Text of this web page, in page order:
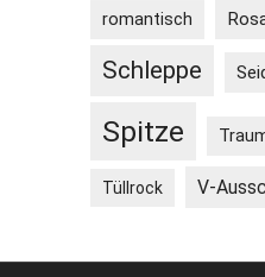
romantisch
Schleppe
Spitze
Tüllrock V-